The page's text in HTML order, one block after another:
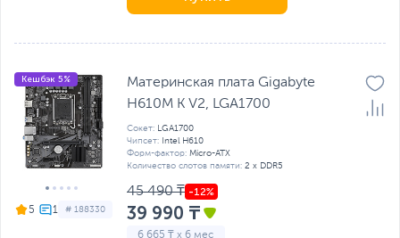
5 # 188330
Кешбэк 5%
Материнская плата Gigabyte
H610M K V2, LGA1700
Сокет:
LGA1700
Чипсет: Intel H610
Форм-фактор: Micro-ATX
Количество слотов памяти: 2 x DDR5
45 490 ₸
39 990 ₸
6 665 ₸ x 6 мес